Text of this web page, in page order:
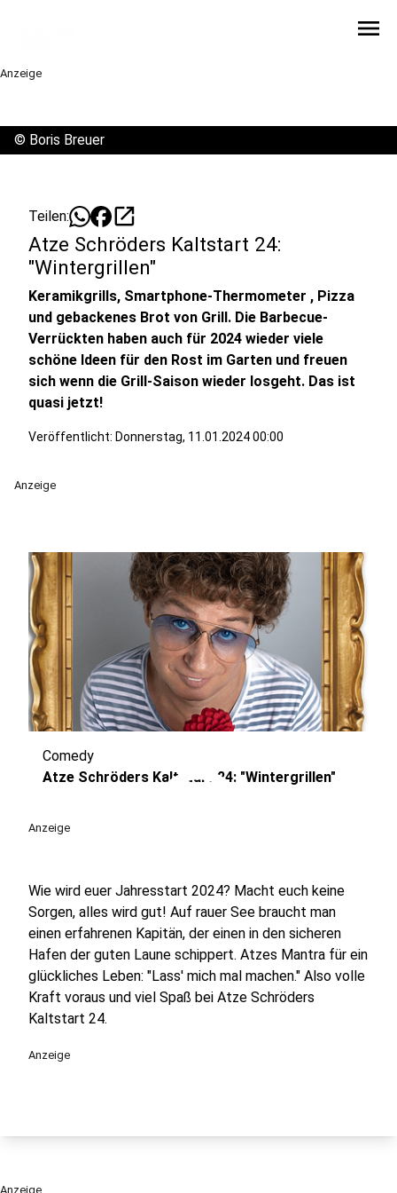
menu
Anzeige
© Boris Breuer
Teilen: open_in_new
Atze Schröders Kaltstart 24:
"Wintergrillen"
Keramikgrills, Smartphone-Thermometer , Pizza
und gebackenes Brot von Grill. Die Barbecue-
Verrückten haben auch für 2024 wieder viele
schöne Ideen für den Rost im Garten und freuen
sich wenn die Grill-Saison wieder losgeht. Das ist
quasi jetzt!
Veröffentlicht: Donnerstag, 11.01.2024 00:00
Anzeige
play_circle
Comedy
Atze Schröders Kaltstart 24: "Wintergrillen"
Anzeige
Wie wird euer Jahresstart 2024? Macht euch keine
Sorgen, alles wird gut! Auf rauer See braucht man
einen erfahrenen Kapitän, der einen in den sicheren
Hafen der guten Laune schippert. Atzes Mantra für ein
glückliches Leben: "Lass' mich mal machen." Also volle
Kraft voraus und viel Spaß bei Atze Schröders
Kaltstart 24.
Anzeige
Anzeige